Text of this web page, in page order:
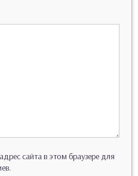
сайта в этом браузере для